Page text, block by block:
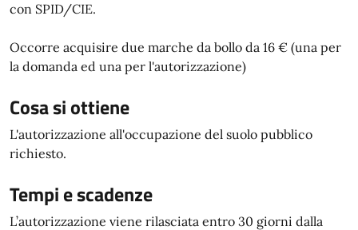
con SPID/CIE.
Occorre acquisire due marche da bollo da 16 € (una per
la domanda ed una per l'autorizzazione)
Cosa si ottiene
L'autorizzazione all'occupazione del suolo pubblico
richiesto.
Tempi e scadenze
L’autorizzazione viene rilasciata entro 30 giorni dalla